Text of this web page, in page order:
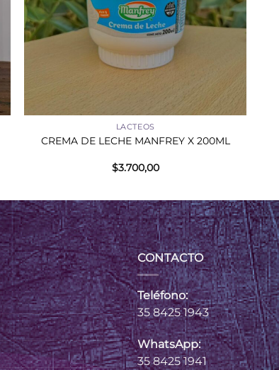
LACTEOS
CREMA DE LECHE MANFREY X 200ML
$3.700,00
CONTACTO
Teléfono:
35 8425 1943
WhatsApp:
35 8425 1941